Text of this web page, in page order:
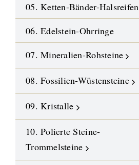
05. Ketten-Bänder-Halsreifen
06. Edelstein-Ohrringe
07. Mineralien-Rohsteine
08. Fossilien-Wüstensteine
09. Kristalle
10. Polierte Steine-
Trommelsteine